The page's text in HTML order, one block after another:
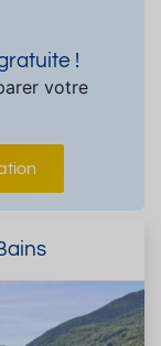
!
votre